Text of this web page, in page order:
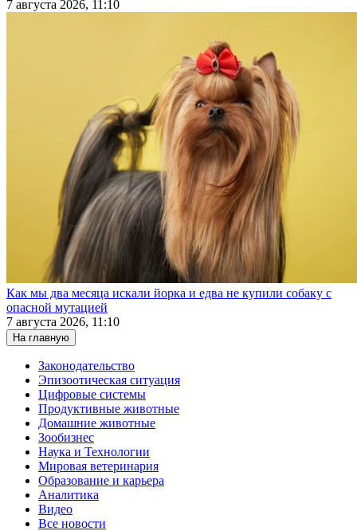
7 августа 2026, 11:10
Как мы два месяца искали йорка и едва не купили собаку с
опасной мутацией
7 августа 2026, 11:10
На главную
Законодательство
Эпизоотическая ситуация
Цифровые системы
Продуктивные животные
Домашние животные
Зообизнес
Наука и Технологии
Мировая ветеринария
Образование и карьера
Аналитика
Видео
Все новости